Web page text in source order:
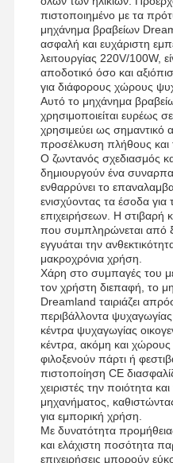
Μηχανή παιχνιδιών νυχιών
μηχανή παιχνιδιού που
Εργαλεία μαλακού
Μοτοσυκλετιστή παιχνιδιού
Προσομοιωτής VR 360
Πυροβολιστικό VR Arcade
VR κινηματογράφος
αυτοκίνητο
VR προσομοιωτής
πιστοποιημένο με τα
μηχάνημα βραβείων
ασφαλή και ευχάριστη
λειτουργίας 220V/100W,
αποδοτικό όσο και
για διάφορους χώρους
Αυτό το μηχάνημα
χρησιμοποιείται ευρέως
χρησιμεύει ως σημαντικό
προσέλκυση πλήθους και
Ο ζωντανός σχεδιασμός
δημιουργούν ένα
ενθαρρύνει το
ενισχύοντας τα έσοδα για
επιχειρήσεων. Η στιβαρή
που συμπληρώνεται από
εγγυάται την
μακροχρόνια χρήση.
Χάρη στο συμπαγές του
τον χρήστη διεπαφή, το
Dreamland ταιριάζει
περιβάλλοντα
κέντρα ψυχαγωγίας
κέντρα, ακόμη και
φιλοξενούν πάρτι ή
πιστοποίηση CE
χειριστές την ποιότητα
μηχανήματος,
για εμπορική χρήση.
Με δυνατότητα
και ελάχιστη ποσότητα
επιχειρήσεις μπορούν